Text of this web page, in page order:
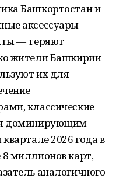
Башкортостан и
аксессуары —
— теряют
жители Башкирии
их для
классические
доминирующим
2026 года в
миллионов карт,
аналогичного